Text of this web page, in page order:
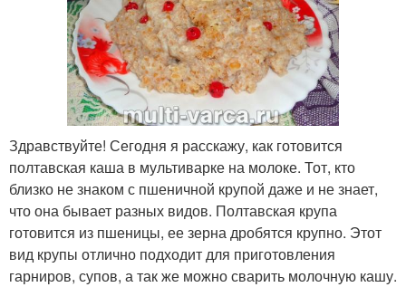
Здравствуйте! Сегодня я расскажу, как готовится
полтавская каша в мультиварке на молоке. Тот, кто
близко не знаком с пшеничной крупой даже и не знает,
что она бывает разных видов. Полтавская крупа
готовится из пшеницы, ее зерна дробятся крупно. Этот
вид крупы отлично подходит для приготовления
гарниров, супов, а так же можно сварить молочную кашу.